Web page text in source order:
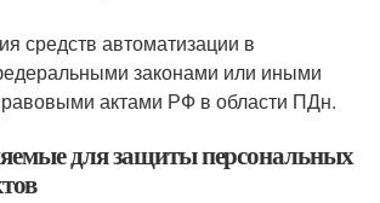
средств автоматизации в
законами или иными
актами РФ в области ПДн.
для защиты персональных